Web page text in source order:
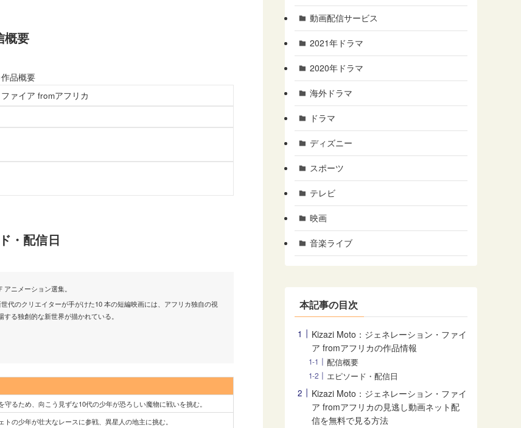
概要
品概要
ァイア fromアフリカ
・配信日
ニメーション選集。
代のクリエイターが手がけた10 本の短編映画には、アフリカ独自の視
る独創的な新世界が描かれている。
守るため、向こう見ずな10代の少年が恐ろしい魔物に戦いを挑む。
トの少年が壮大なレースに参戦、異星人の地主に挑む。
動画配信サービス
2021年ドラマ
2020年ドラマ
海外ドラマ
ドラマ
ディズニー
スポーツ
テレビ
映画
音楽ライブ
本記事の目次
Kizazi Moto：ジェネレーション・ファイ
ア fromアフリカの作品情報
配信概要
エピソード・配信日
Kizazi Moto：ジェネレーション・ファイ
ア fromアフリカの見逃し動画ネット配
信を無料で見る方法